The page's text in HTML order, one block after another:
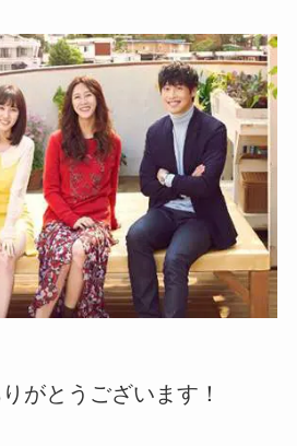
がとうございます！